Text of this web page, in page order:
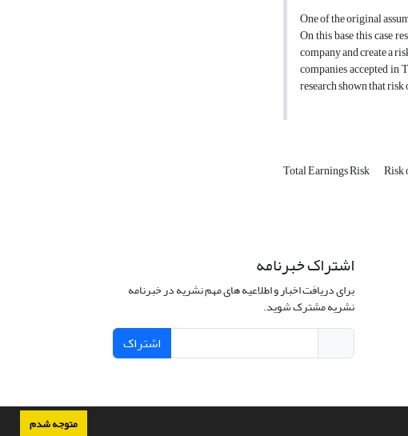
متوجه شدم
One of the original
On this base this case
company and create a
companies accepted
research shown that
Total Earnings Risk Risk
اشتراک خبرنامه
برای دریافت اخبار و اطلاعیه های مهم نشریه در خبرنامه
نشریه مشترک شوید.
اشتراک